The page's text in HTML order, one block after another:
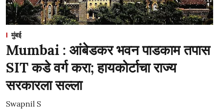
मुंबई
Mumbai : आंबेडकर भवन पाडकाम तपास
SIT कडे वर्ग करा; हायकोर्टाचा राज्य
सरकारला सल्ला
Swapnil S